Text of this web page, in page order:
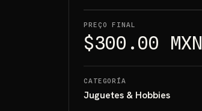
PREÇO FINAL
$300.00 MXN
CATEGORÍA
Juguetes & Hobbies